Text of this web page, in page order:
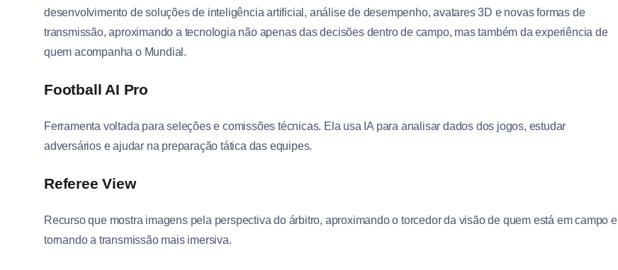
desenvolvimento de soluções de inteligência artificial, análise de desempenho, avatares 3D e novas formas de
transmissão, aproximando a tecnologia não apenas das decisões dentro de campo, mas também da experiência de
quem acompanha o Mundial.
Football AI Pro
Ferramenta voltada para seleções e comissões técnicas. Ela usa IA para analisar dados dos jogos, estudar
adversários e ajudar na preparação tática das equipes.
Referee View
Recurso que mostra imagens pela perspectiva do árbitro, aproximando o torcedor da visão de quem está em campo e
tornando a transmissão mais imersiva.